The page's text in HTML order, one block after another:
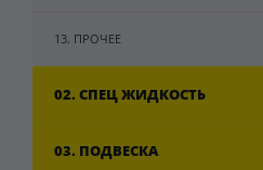
13. ПРОЧЕЕ
02. СПЕЦ ЖИДКОСТЬ
03. ПОДВЕСКА